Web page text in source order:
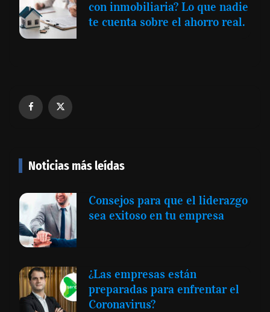
con inmobiliaria? Lo que nadie
te cuenta sobre el ahorro real.
Noticias más leídas
Consejos para que el liderazgo
sea exitoso en tu empresa
¿Las empresas están
preparadas para enfrentar el
Coronavirus?